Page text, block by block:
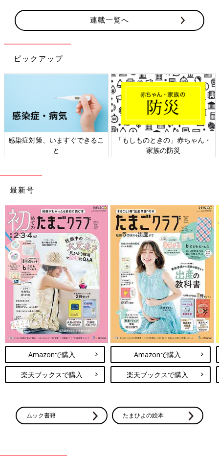
連載一覧へ
ピックアップ
感染症対策、いますぐできるこ
と
「もしものときの」赤ちゃん・
家族の防災
最新号
Amazonで購入
楽天ブックスで購入
Amazonで購入
楽天ブックスで購入
ムック書籍 たまひよの絵本